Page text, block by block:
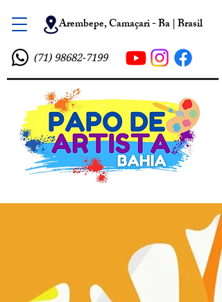
Arembepe, Camaçari - Ba | Brasil
(71) 98682-7199